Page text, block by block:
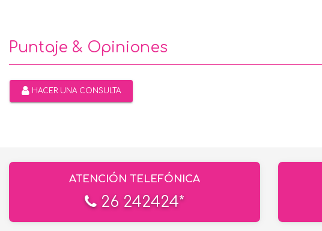
Puntaje & Opiniones
HACER UNA CONSULTA
ATENCIÓN TELEFÓNICA
26 242424*